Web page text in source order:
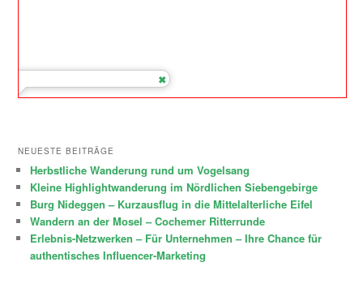
NEUESTE BEITRÄGE
Herbstliche Wanderung rund um Vogelsang
Kleine Highlightwanderung im Nördlichen Siebengebirge
Burg Nideggen – Kurzausflug in die Mittelalterliche Eifel
Wandern an der Mosel – Cochemer Ritterrunde
Erlebnis-Netzwerken – Für Unternehmen – Ihre Chance für
authentisches Influencer-Marketing